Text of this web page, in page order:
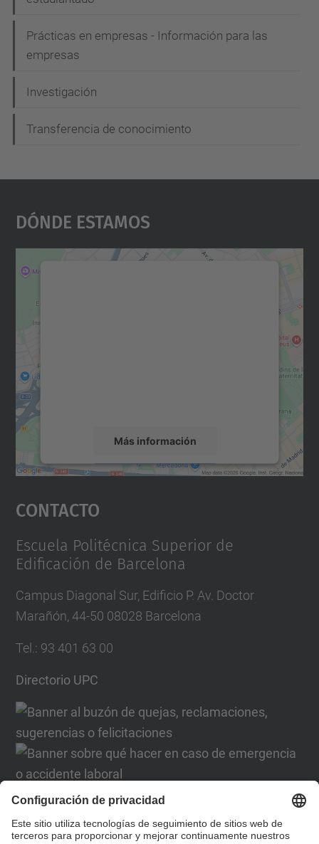
g
a
i
ó
Prácticas en empresas - Información para las
empresas
Investigación
Transferencia de conocimiento
Dónde Estamos
Más información
Aceptar
powered by
Contacto
Escuela Politécnica Superior de
Edificación de Barcelona
Campus Diagonal Sur, Edificio P. Av. Doctor
Marañón, 44-50 08028 Barcelona
Tel. : 93 401 63 00
Directorio UPC
Formulario de contacto